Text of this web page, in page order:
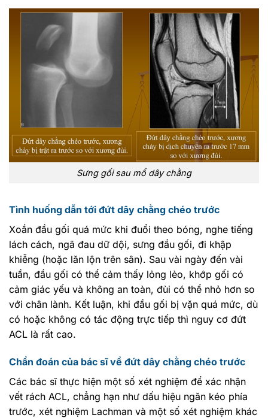
Sưng gối sau mổ dây chằng
Tình huống dẫn tới đứt dây chằng chéo trước
Xoắn đầu gối quá mức khi đuổi theo bóng, nghe tiếng
lách cách, ngã đau dữ dội, sưng đầu gối, đi khập
khiễng (hoặc lăn lộn trên sân). Sau vài ngày đến vài
tuần, đầu gối có thể cảm thấy lỏng lẻo, khớp gối có
cảm giác yếu và không an toàn, đùi có thể nhỏ hơn so
với chân lành. Kết luận, khi đầu gối bị vặn quá mức, dù
có hoặc không có tác động trực tiếp thì nguy cơ đứt
ACL là rất cao.
Chẩn đoán của bác sĩ về đứt dây chằng chéo trước
Các bác sĩ thực hiện một số xét nghiệm để xác nhận
vết rách ACL, chẳng hạn như dấu hiệu ngăn kéo phía
trước, xét nghiệm Lachman và một số xét nghiệm khác